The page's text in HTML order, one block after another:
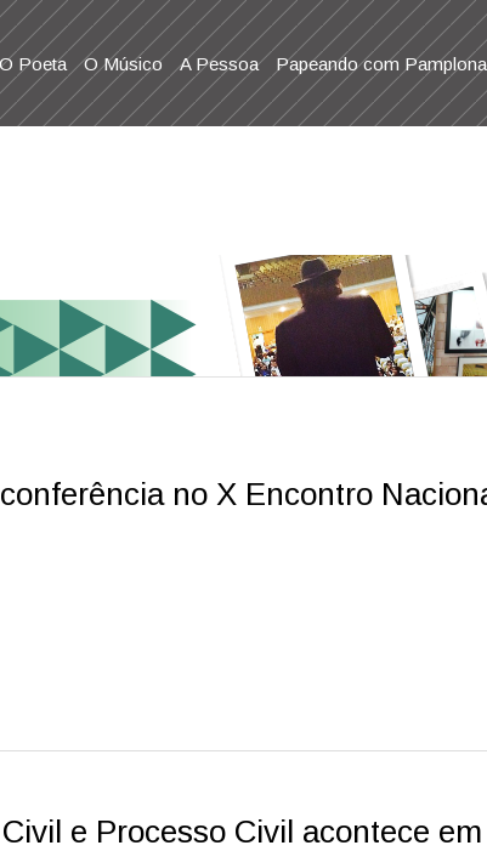
O Poeta O Músico A Pessoa Papeando com Pamplona
no X Encontro
e Processo Civil acontece